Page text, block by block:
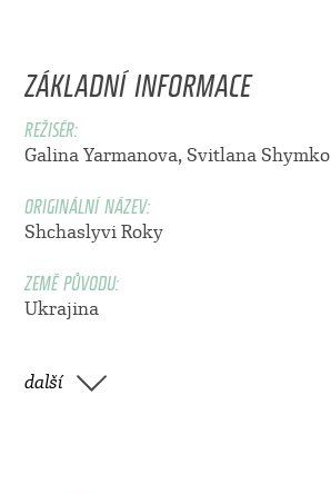
ZÁKLADNÍ INFORMACE
REŽISÉR:
Galina Yarmanova, Svitlana Shymko
ORIGINÁLNÍ NÁZEV:
Shchaslyvi Roky
ZEMĚ PŮVODU:
Ukrajina
další